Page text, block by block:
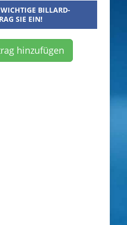
BILLARD-
SIE EIN!
hinzufügen